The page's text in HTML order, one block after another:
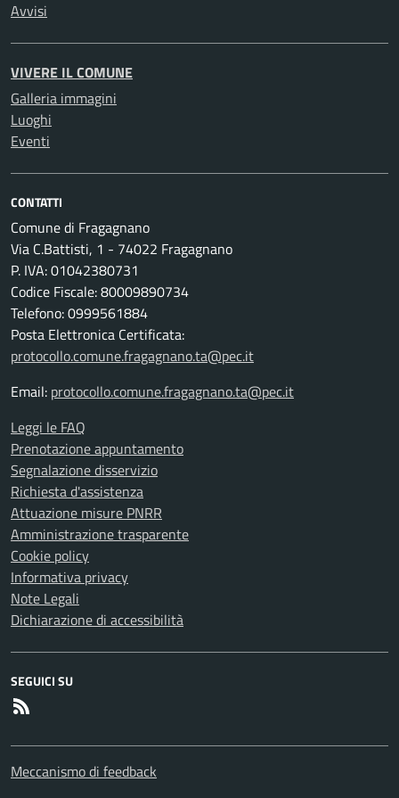
Avvisi
VIVERE IL COMUNE
Galleria immagini
Luoghi
Eventi
CONTATTI
Comune di Fragagnano
Via C.Battisti, 1 - 74022 Fragagnano
P. IVA: 01042380731
Codice Fiscale: 80009890734
Telefono: 0999561884
Posta Elettronica Certificata:
protocollo.comune.fragagnano.ta@pec.it
Email: protocollo.comune.fragagnano.ta@pec.it
Leggi le FAQ
Prenotazione appuntamento
Segnalazione disservizio
Richiesta d'assistenza
Attuazione misure PNRR
Amministrazione trasparente
Cookie policy
Informativa privacy
Note Legali
Dichiarazione di accessibilità
SEGUICI SU
Meccanismo di feedback